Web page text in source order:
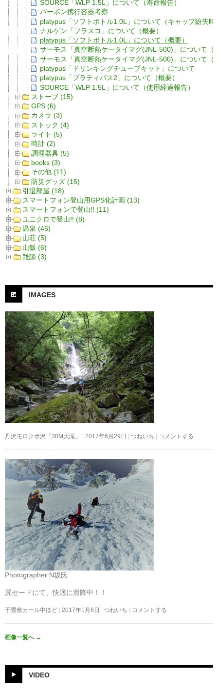
SOURCE「WLP 1.5L」について（寿命報告）
バーボン携行容器考察
platypus「ソフトボトル1.0L」について（キャップ紛失時
ナルゲン「フラスコ」について（概要）
platypus「ソフトボトル1.0L」について（概要）
サーモス「真空断熱ケータイマグ(JNL-500)」について（
サーモス「真空断熱ケータイマグ(JNL-500)」について（
platypus「ドリンキングチューブキット」について
platypus「プラティパス2」について（概要）
SOURCE「WLP 1.5L」について（使用経過報告）
ストーブ (15)
GPS (6)
カメラ (3)
ストック (4)
ライト (5)
時計 (2)
調理器具 (5)
books (3)
その他 (11)
防災グッズ (15)
引退部屋 (18)
スマートフォン登山用GPS化計画 (13)
スマートフォンで登山!! (11)
ユニクロで登山!! (8)
温泉 (46)
山荘 (5)
山飯 (6)
雑談 (3)
IMAGES
丹沢モロクボ沢「30M大滝」 2017年6月29日 つねいち コメントする
Photographer:N坂氏
尻セードにて、快適に滑降中！！
千畳敷カール中ほど 2017年1月6日 つねいち コメントする
画像一覧へ →
VIDEO